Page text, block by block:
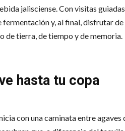
jalisciense. Con visitas
y, al final, disfrutar de
de tierra, de tiempo y de memoria.
hasta tu copa
con una caminata entre agaves